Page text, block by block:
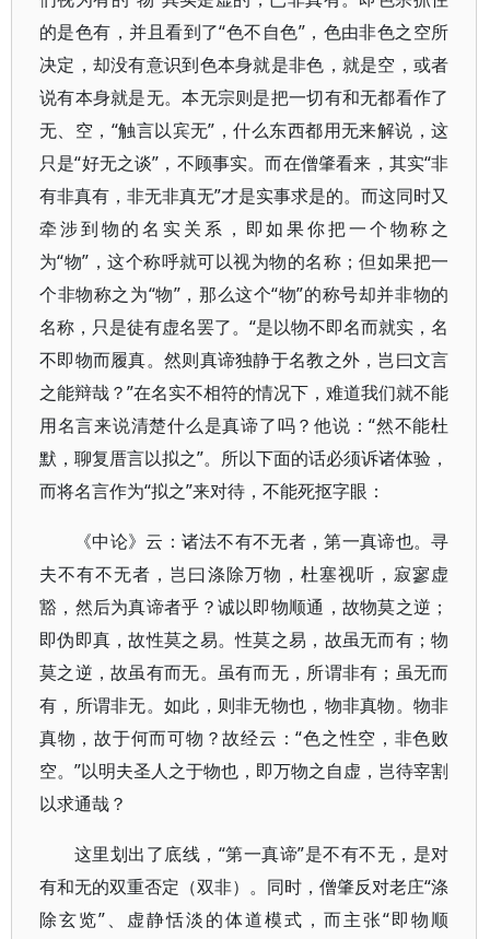
的是色有，并且看到了“色不自色”，色由非色之空所
决定，却没有意识到色本身就是非色，就是空，或者
说有本身就是无。本无宗则是把一切有和无都看作了
无、空，“触言以宾无”，什么东西都用无来解说，这
只是“好无之谈”，不顾事实。而在僧肇看来，其实“非
有非真有，非无非真无”才是实事求是的。而这同时又
牵涉到物的名实关系，即如果你把一个物称之
为“物”，这个称呼就可以视为物的名称；但如果把一
个非物称之为“物”，那么这个“物”的称号却并非物的
名称，只是徒有虚名罢了。“是以物不即名而就实，名
不即物而履真。然则真谛独静于名教之外，岂曰文言
之能辩哉？”在名实不相符的情况下，难道我们就不能
用名言来说清楚什么是真谛了吗？他说：“然不能杜
默，聊复厝言以拟之”。所以下面的话必须诉诸体验，
而将名言作为“拟之”来对待，不能死抠字眼：
《中论》云：诸法不有不无者，第一真谛也。寻
夫不有不无者，岂曰涤除万物，杜塞视听，寂寥虚
豁，然后为真谛者乎？诚以即物顺通，故物莫之逆；
即伪即真，故性莫之易。性莫之易，故虽无而有；物
莫之逆，故虽有而无。虽有而无，所谓非有；虽无而
有，所谓非无。如此，则非无物也，物非真物。物非
真物，故于何而可物？故经云：“色之性空，非色败
空。”以明夫圣人之于物也，即万物之自虚，岂待宰割
以求通哉？
这里划出了底线，“第一真谛”是不有不无，是对
有和无的双重否定（双非）。同时，僧肇反对老庄“涤
除玄览”、虚静恬淡的体道模式，而主张“即物顺